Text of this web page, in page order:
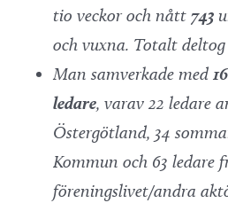
tio veckor och nått 743
och vuxna. Totalt deltog
Man samverkade med
ledare, varav 22 ledare
Östergötland, 34
Kommun och 63 ledare
föreningslivet/andra